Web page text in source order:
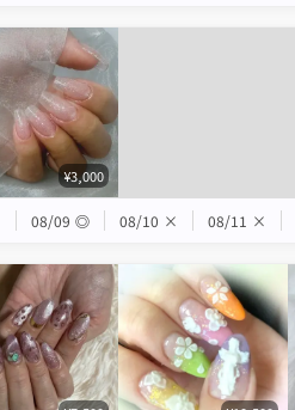
¥3,000
08/09 ◎ 08/10 × 08/11 ×